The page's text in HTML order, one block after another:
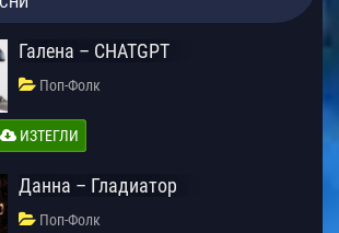
Галена – CHATGPT
Поп-Фолк
ИЗТЕГЛИ
Данна – Гладиатор
Поп-Фолк